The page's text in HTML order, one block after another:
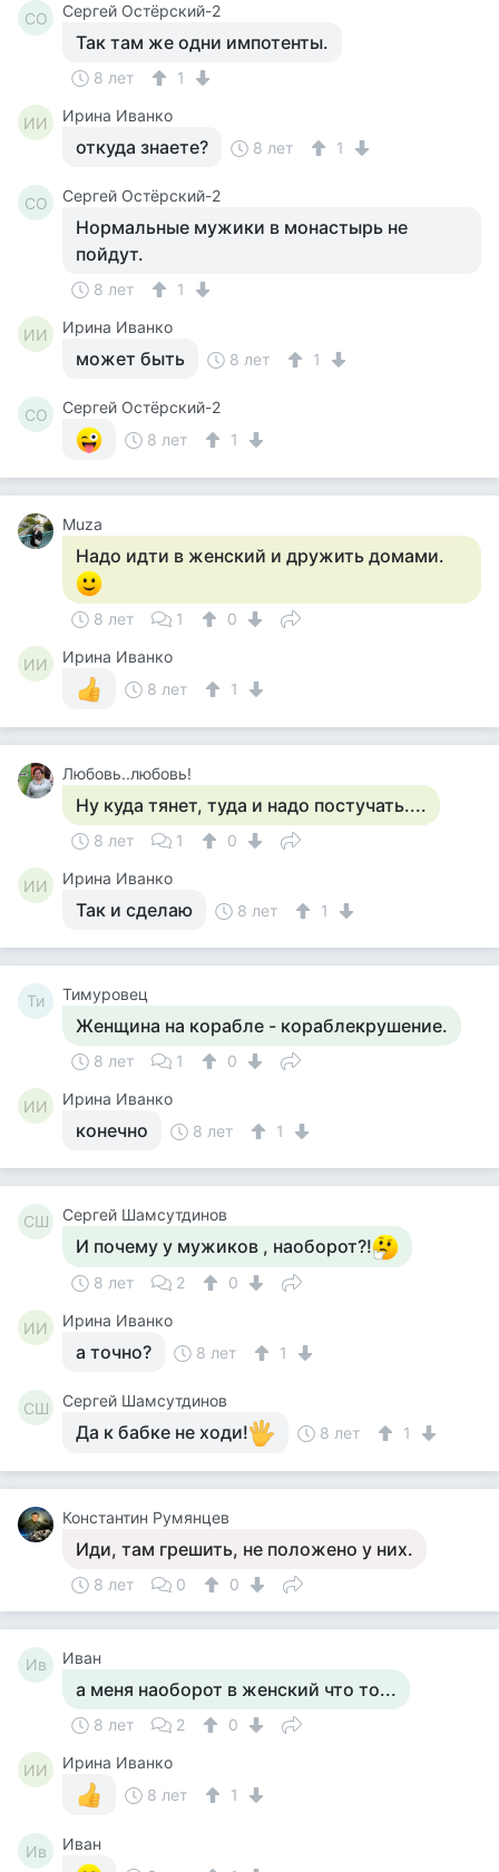
СО Сергей Остёрский-2
Так там же одни импотенты.
8 лет 1
ИИ Ирина Иванко
откуда знаете? 8 лет 1
СО Сергей Остёрский-2
Нормальные мужики в монастырь не
пойдут.
8 лет 1
ИИ Ирина Иванко
может быть 8 лет 1
СО
Сергей Остёрский-2
8 лет
1
Muza
Надо идти в женский и дружить домами.
8 лет 1 0
ИИ
Ирина Иванко
8 лет
1
Любовь..любовь!
Ну куда тянет, туда и надо постучать....
8 лет 1 0
ИИ Ирина Иванко
Так и сделаю 8 лет 1
Ти Тимуровец
Женщина на корабле - кораблекрушение.
8 лет 1 0
ИИ Ирина Иванко
конечно 8 лет 1
СШ Сергей Шамсутдинов
И почему у мужиков , наоборот?!
8 лет 2 0
ИИ Ирина Иванко
а точно? 8 лет 1
СШ Сергей Шамсутдинов
Да к бабке не ходи! 8 лет 1
Константин Румянцев
Иди, там грешить, не положено у них.
8 лет 0 0
Ив Иван
а меня наоборот в женский что то...
8 лет 2 0
ИИ
Ирина Иванко
8 лет
1
Ив
Иван